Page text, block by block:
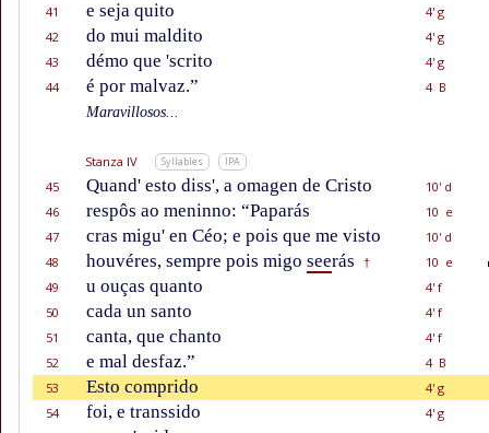
41
e seja quito
4' g
42
do mui maldito
4' g
43
démo que 'scrito
4' g
44
é por malvaz.”
4 B
Maravillosos...
Stanza IV Syllables IPA
45 Quand' esto diss', a omagen de Cristo
10' d
46
respôs ao meninno: “Paparás
10 e
47
cras migu' en Céo; e pois que me visto
10' d
48
houvéres, sempre pois migo seerás †
10 e
49
u ouças quanto
4' f
50
cada un santo
4' f
51
canta, que chanto
4' f
52
e mal desfaz.”
4 B
53
Esto comprido
4' g
54
foi, e transsido
4' g